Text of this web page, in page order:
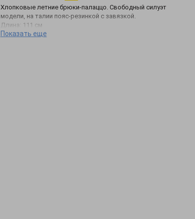
Хлопковые летние брюки-палаццо. Свободный силуэт
модели, на талии пояс-резинкой с завязкой.
Длина: 111 см
Рост модели: 170 см
Показать еще